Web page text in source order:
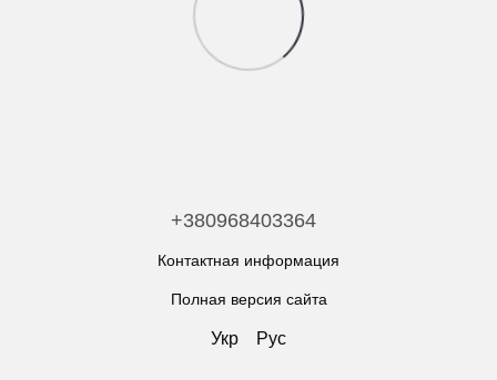
+380968403364
Контактная информация
Полная версия сайта
Укр Рус